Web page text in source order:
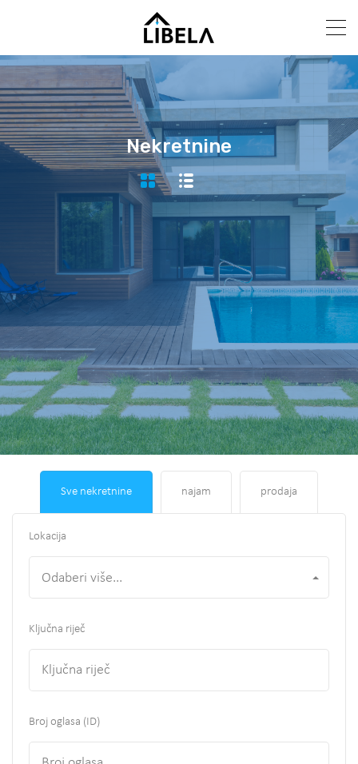
Nekretnine
Sve nekretnine najam prodaja
Lokacija
Odaberi više...
Ključna riječ
Broj oglasa (ID)